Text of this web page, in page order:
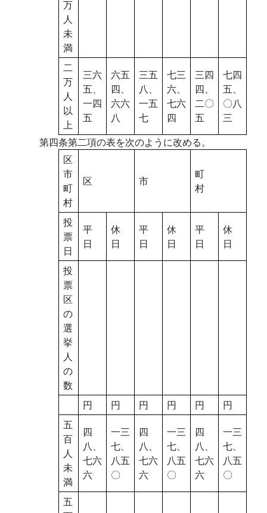
万
人
未
満
二
万
人
以
上
三六
五、
一四
五
六五
四、
六六
八
三五
八、
一五
七
七三
六、
七六
四
三四
四、
二〇
五
七四
五、
〇八
三
第四条第二項の表を次のように改める。
区
市
町
村
区 市
町
村
投
票
日
平
日
休
日
平
日
休
日
平
日
休
日
投
票
区
の
選
挙
人
の
数
円
円 円 円 円
円
五
百
人
未
満
四
八、
七六
六
一三
七、
八五
〇
四
八、
七六
六
一三
七、
八五
〇
四
八、
七六
六
一三
七、
八五
〇
五